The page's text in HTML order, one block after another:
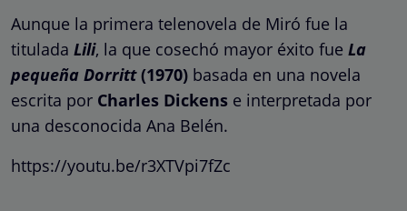
Aunque la primera telenovela de Miró fue la
titulada Lili, la que cosechó mayor éxito fue La
pequeña Dorritt(1970) basada en una novela
escrita por Charles Dickens e interpretada por
una desconocida Ana Belén.
https://youtu.be/r3XTVpi7fZc